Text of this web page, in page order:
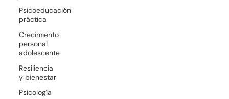
Psicoeducación
práctica
Crecimiento
personal
adolescente
Resiliencia
y bienestar
Psicología